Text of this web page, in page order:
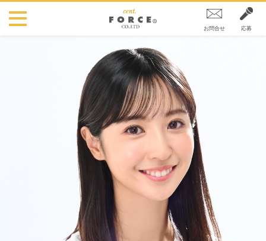
お問合せ 応募